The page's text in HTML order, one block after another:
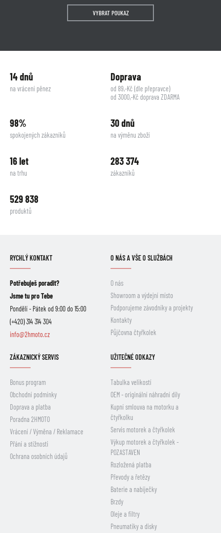
VYBRAT POUKAZ
14 dnů
na vrácení pěnez
Doprava
od 89,-Kč (dle přepravce)
od 3000,-Kč doprava ZDARMA
98%
spokojených zákazníků
30 dnů
na výměnu zboží
16 let
na trhu
283 374
zákazníků
529 838
produktů
RYCHLÝ KONTAKT
Potřebuješ poradit?
Jsme tu pro Tebe
Pondělí - Pátek od 9:00 do 15:00
(+420) 314 314 304
info@2hmoto.cz
O NÁS A VŠE O SLUŽBÁCH
O nás
Showroom a výdejní místo
Podporujeme závodníky a projekty
Kontakty
Půjčovna čtyřkolek
ZÁKAZNICKÝ SERVIS
Bonus program
Obchodní podmínky
Doprava a platba
Poradna 2HMOTO
Vrácení / Výměna / Reklamace
Přání a stížnosti
Ochrana osobních údajů
UŽITEČNÉ ODKAZY
Tabulka velikostí
OEM - originální náhradní díly
Kupní smlouva na motorku a
čtyřkolku
Servis motorek a čtyřkolek
Výkup motorek a čtyřkolek -
POZASTAVEN
Rozložená platba
Převody a řetězy
Baterie a nabíječky
Brzdy
Oleje a filtry
Pneumatiky a disky